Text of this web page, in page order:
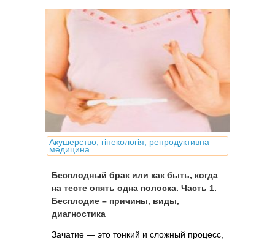
Акушерство, гінекологія, репродуктивна
медицина
Бесплодный брак или как быть, когда
на тесте опять одна полоска. Часть 1.
Бесплодие – причины, виды,
диагностика
Зачатие — это тонкий и сложный процесс,